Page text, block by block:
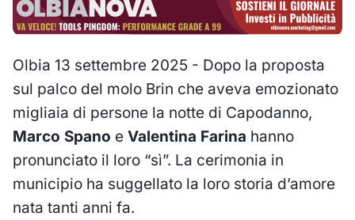
Olbia 13 settembre 2025 - Dopo la proposta
sul palco del molo Brin che aveva emozionato
migliaia di persone la notte di Capodanno,
Marco Spano e Valentina Farina hanno
pronunciato il loro “sì”. La cerimonia in
municipio ha suggellato la loro storia d’amore
nata tanti anni fa.